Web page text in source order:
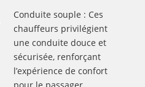
Conduite souple : Ces
chauffeurs privilégient
une conduite douce et
sécurisée, renforçant
l’expérience de confort